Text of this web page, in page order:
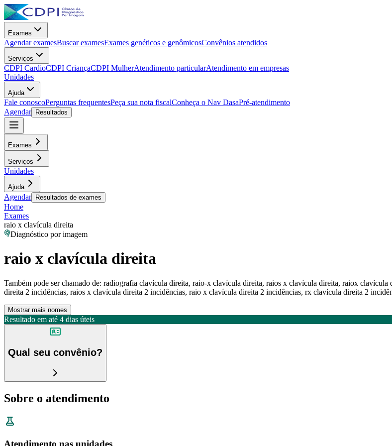
Exames
Agendar examesBuscar examesExames genéticos e genômicosConvênios atendidos
Serviços
CDPI CardioCDPI CriançaCDPI MulherAtendimento particularAtendimento em empresas
Unidades
Ajuda
Fale conoscoPerguntas frequentesPeça sua nota fiscalConheça o Nav DasaPré-atendimento
Agendar
Resultados
Exames
Serviços
Unidades
Ajuda
Agendar Resultados de exames
Home
Exames
raio x clavícula direita
Diagnóstico por imagem
raio x clavícula direita
Também pode ser chamado de: radiografia clavícula direita, raio-x clavícula direita, raios x clavícula direita, raiox
direita 2 incidências, raios x clavícula direita 2 incidências, raio x clavícula direita 2 incidências, rx clavícula direita 2
Mostrar mais nomes
Resultado em até 4 dias úteis
Qual seu convênio?
Sobre o atendimento
Atendimento nas unidades